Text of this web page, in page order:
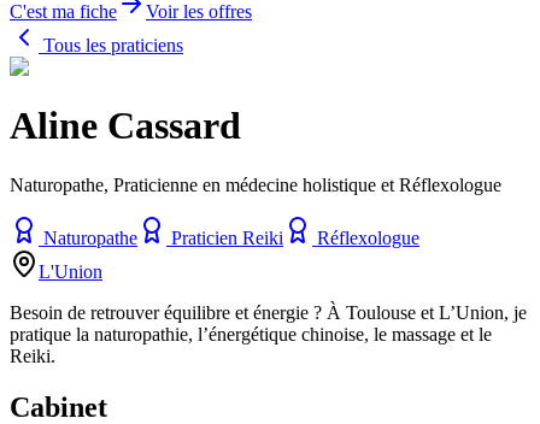
C'est ma fiche
Voir les offres
Tous les praticiens
Aline Cassard
Naturopathe, Praticienne en médecine holistique et Réflexologue
Naturopathe Praticien Reiki
Réflexologue
L'Union
Besoin de retrouver équilibre et énergie ? À Toulouse et L’Union, je
pratique la naturopathie, l’énergétique chinoise, le massage et le
Reiki.
Cabinet